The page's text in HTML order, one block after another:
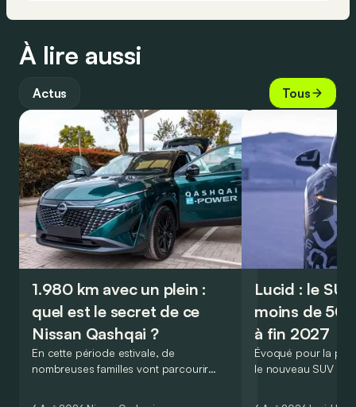
À lire aussi
Actus Tous
1.980 km avec un plein :
quel est le secret de ce
Nissan Qashqai ?
En cette période estivale, de
nombreuses familles vont parcourir
Lucid : le
moins de
à fin 2027
Évoqué pour la
le nouveau SUV